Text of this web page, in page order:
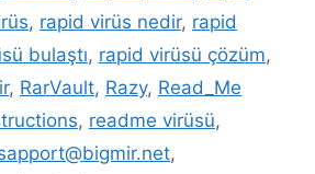
, rapid virüs nedir, rapid
bulaştı, rapid virüsü çözüm,
, RarVault, Razy, Read_Me
, readme virüsü,
,